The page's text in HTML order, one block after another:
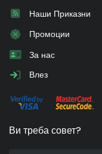
Наши Приказни
Промоции
За нас
Влез
Ви треба совет?